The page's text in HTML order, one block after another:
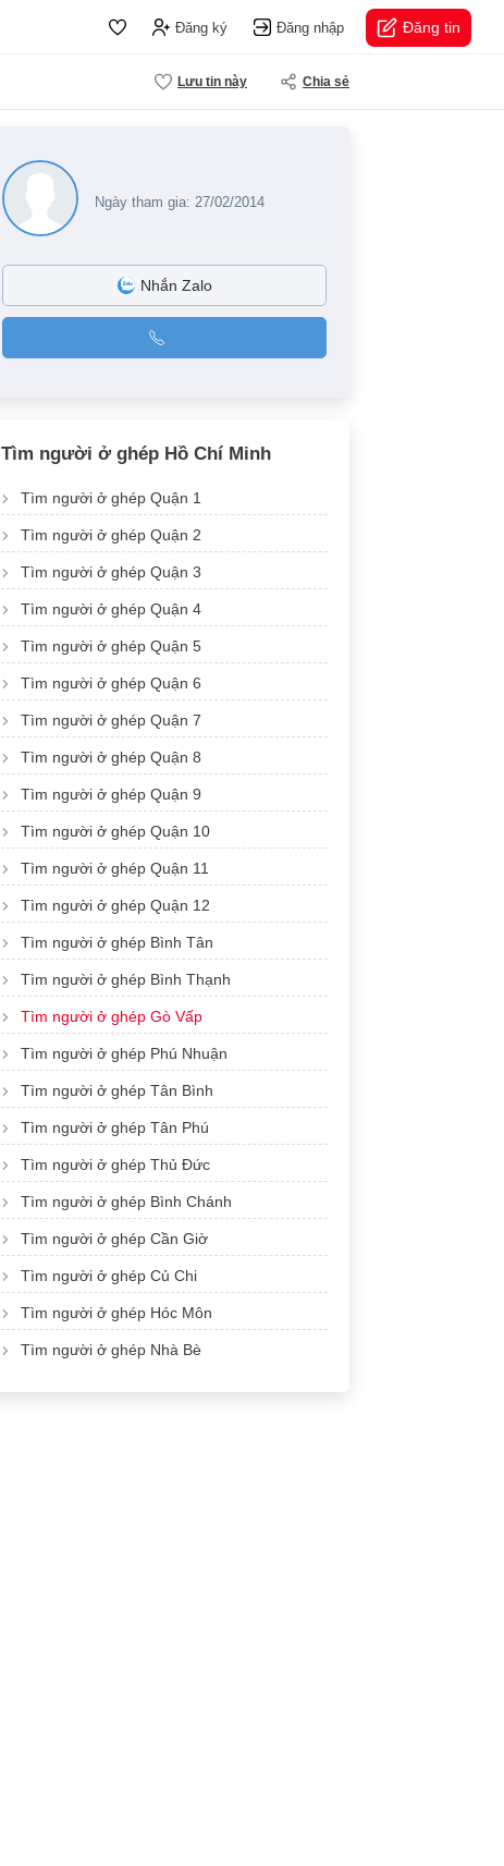
Đăng ký Đăng nhập Đăng tin
Lưu tin này Chia sẻ
Ngày tham gia: 27/02/2014
Nhắn Zalo
Tìm người ở ghép Hồ Chí Minh
Tìm người ở ghép Quận 1
Tìm người ở ghép Quận 2
Tìm người ở ghép Quận 3
Tìm người ở ghép Quận 4
Tìm người ở ghép Quận 5
Tìm người ở ghép Quận 6
Tìm người ở ghép Quận 7
Tìm người ở ghép Quận 8
Tìm người ở ghép Quận 9
Tìm người ở ghép Quận 10
Tìm người ở ghép Quận 11
Tìm người ở ghép Quận 12
Tìm người ở ghép Bình Tân
Tìm người ở ghép Bình Thạnh
Tìm người ở ghép Gò Vấp
Tìm người ở ghép Phú Nhuận
Tìm người ở ghép Tân Bình
Tìm người ở ghép Tân Phú
Tìm người ở ghép Thủ Đức
Tìm người ở ghép Bình Chánh
Tìm người ở ghép Cần Giờ
Tìm người ở ghép Củ Chi
Tìm người ở ghép Hóc Môn
Tìm người ở ghép Nhà Bè